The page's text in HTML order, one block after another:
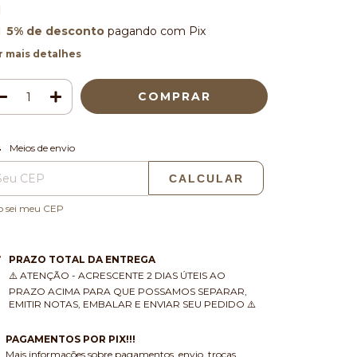
5% de descontopagando com Pix
mais detalhes
para o CEP:
Meios de envio
CALCULAR
sei meu CEP
PRAZO TOTAL DA ENTREGA
⚠️ ATENÇÃO - ACRESCENTE 2 DIAS ÚTEIS AO
PRAZO ACIMA PARA QUE POSSAMOS SEPARAR,
EMITIR NOTAS, EMBALAR E ENVIAR SEU PEDIDO ⚠️
PAGAMENTOS POR PIX!!!
Mais informações sobre pagamentos, envio, trocas,